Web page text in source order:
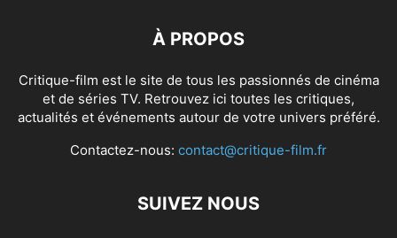
À PROPOS
Critique-film est le site de tous les passionnés de cinéma
et de séries TV. Retrouvez ici toutes les critiques,
actualités et événements autour de votre univers préféré.
Contactez-nous: contact@critique-film.fr
SUIVEZ NOUS